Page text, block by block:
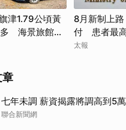
津1.79公頃黃
海景旅館夢
8月新制上
付 患者最
太報
章
七年未調 薪資揭露將調高到5
聯合新聞網